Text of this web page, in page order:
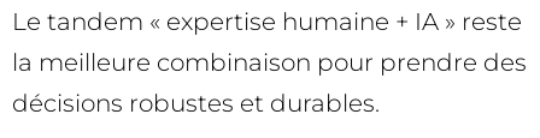
Le tandem « expertise humaine + IA » reste
la meilleure combinaison pour prendre des
décisions robustes et durables.